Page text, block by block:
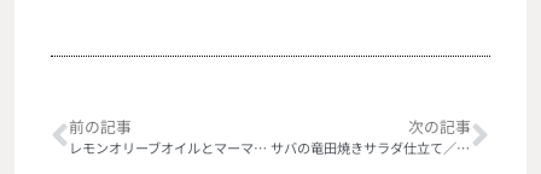
前の記事
レモンオリーブオイルとマーマレードのケーキ
次の記事
サバの竜田焼きサラダ仕立て／EXVオリーブオイルで